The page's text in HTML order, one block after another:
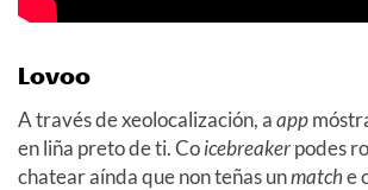
Lovoo
A través de xeolocalización, aapp
en liña preto de ti. Coicebreakerpodes
chatear aínda que non teñas unmatche